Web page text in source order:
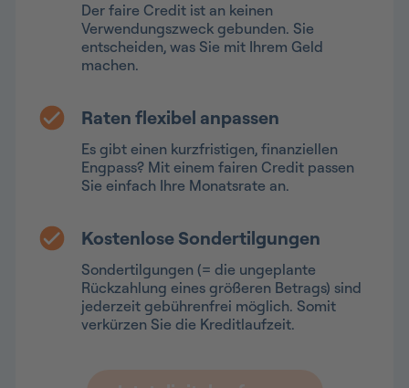
Der faire Credit ist an keinen
Verwendungszweck gebunden. Sie
entscheiden, was Sie mit Ihrem Geld
machen.
Raten flexibel anpassen
Es gibt einen kurzfristigen, finanziellen
Engpass? Mit einem fairen Credit passen
Sie einfach Ihre Monatsrate an.
Kostenlose Sondertilgungen
Sondertilgungen (= die ungeplante
Rückzahlung eines größeren Betrags) sind
jederzeit gebührenfrei möglich. Somit
verkürzen Sie die Kreditlaufzeit.